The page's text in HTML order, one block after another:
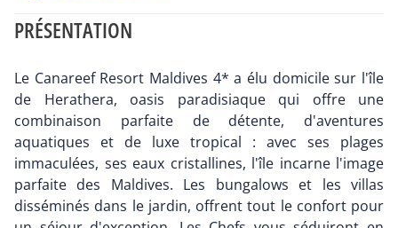
PRÉSENTATION
Le Canareef Resort Maldives 4* a élu domicile sur l'île
de Herathera, oasis paradisiaque qui offre une
combinaison parfaite de détente, d'aventures
aquatiques et de luxe tropical : avec ses plages
immaculées, ses eaux cristallines, l'île incarne l'image
parfaite des Maldives. Les bungalows et les villas
disséminés dans le jardin, offrent tout le confort pour